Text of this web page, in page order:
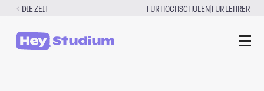
Zum
springen
DIE ZEIT FÜR HOCHSCHULEN|FÜR LEHRER